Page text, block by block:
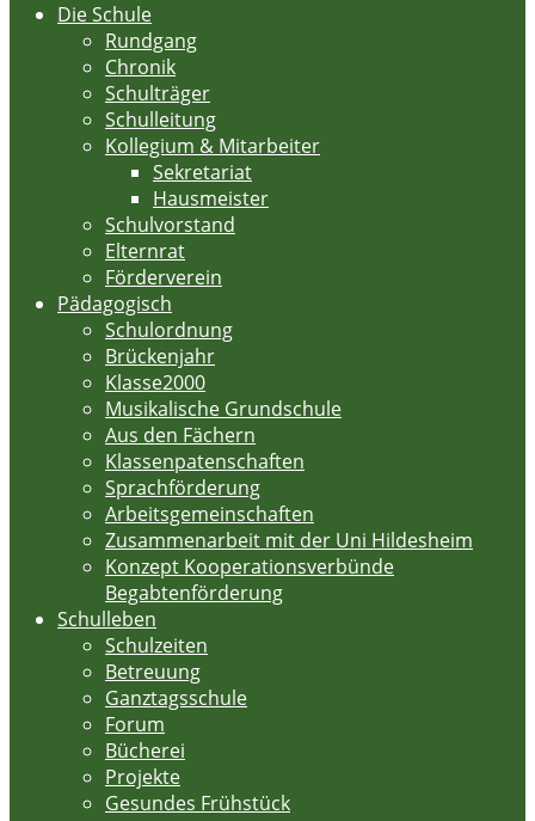
Die Schule
Rundgang
Chronik
Schulträger
Schulleitung
Kollegium & Mitarbeiter
Sekretariat
Hausmeister
Schulvorstand
Elternrat
Förderverein
Pädagogisch
Schulordnung
Brückenjahr
Klasse2000
Musikalische Grundschule
Aus den Fächern
Klassenpatenschaften
Sprachförderung
Arbeitsgemeinschaften
Zusammenarbeit mit der Uni Hildesheim
Konzept Kooperationsverbünde
Begabtenförderung
Schulleben
Schulzeiten
Betreuung
Ganztagsschule
Forum
Bücherei
Projekte
Gesundes Frühstück